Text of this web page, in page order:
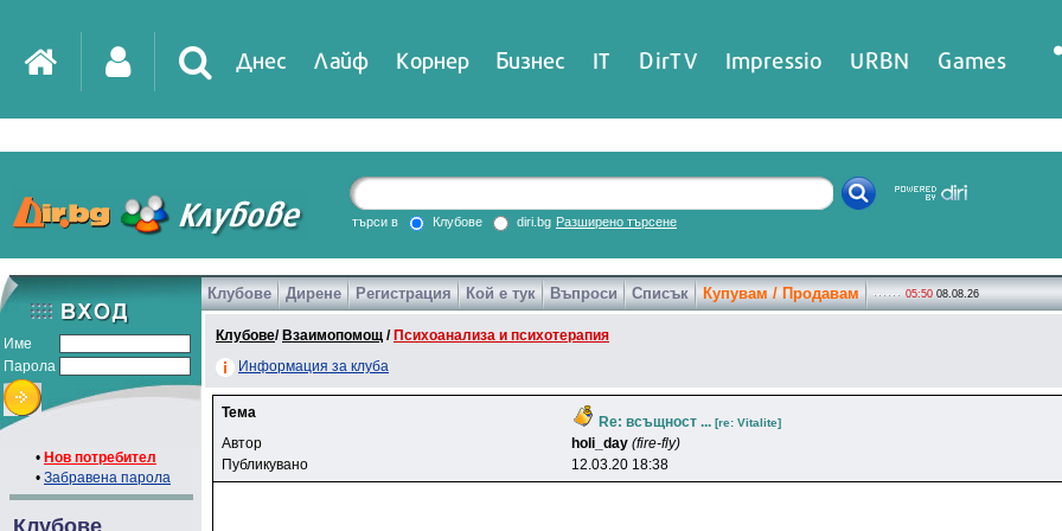
Днес Лайф Корнер Бизнес IT DirTV Impressio URBN Games
търси в Клубове diri.bg Разширено търсене
Име
Парола
• Нов потребител
• Забравена парола
Клубове
Клубове Дирене Регистрация Кой е тук Въпроси Списък Купувам / Продавам 05:50 08.08.26
Клубове/ Взаимопомощ / Психоанализа и психотерапия
Информация за клуба
Тема
Re: всъщност ... [re: Vitalite]
Автор holi_day (fire-fly)
Публикувано
12.03.20 18:38